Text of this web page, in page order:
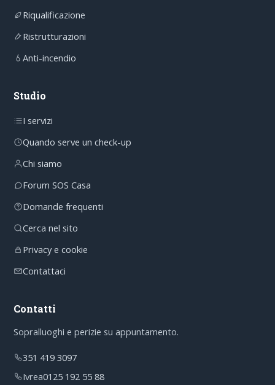
Riqualificazione
Ristrutturazioni
Anti-incendio
Studio
I servizi
Quando serve un check-up
Chi siamo
Forum SOS Casa
Domande frequenti
Cerca nel sito
Privacy e cookie
Contattaci
Contatti
Sopralluoghi e perizie su appuntamento.
351 419 3097
Ivrea0125 192 55 88